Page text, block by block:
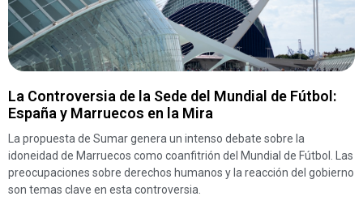
La Controversia de la Sede del Mundial de Fútbol:
España y Marruecos en la Mira
La propuesta de Sumar genera un intenso debate sobre la
idoneidad de Marruecos como coanfitrión del Mundial de Fútbol. Las
preocupaciones sobre derechos humanos y la reacción del gobierno
son temas clave en esta controversia.